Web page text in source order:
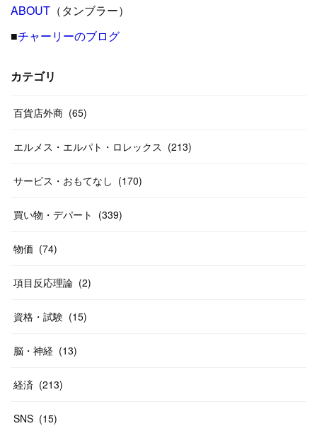
(24)
(8 )
(17
(12)
(12)
19)
(13
(14)
(26)
27)
(29
(24)
(26
(31)
31
(26
(20)
(14
(46
( 23)
40
(55
(38)
(20
(31
58)
10
( 42)
(33
(46)
(20
ABOUT （タンブラー）
■チャーリーのブログ
カテゴリ
百貨店外商 (65)
エルメス・エルパト・ロレックス (213)
サービス・おもてなし (170)
買い物・デパート (339)
物価 (74)
項目反応理論 (2)
資格・試験 (15)
脳・神経 (13)
経済 (213)
SNS (15)